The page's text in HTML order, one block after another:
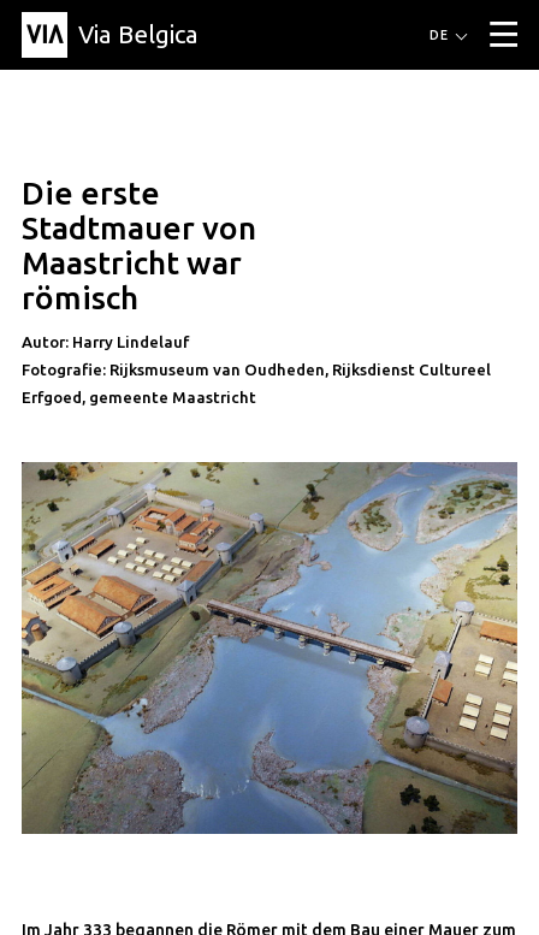
Via Belgica ▼
Über Via Belgica
Forschung
Ausbildung
Freunde
Der Reiseführer
Organisation
DE
artikel
Die erste
Stadtmauer von
Maastricht war
römisch
Autor: Harry Lindelauf
Fotografie: Rijksmuseum van Oudheden, Rijksdienst Cultureel
Erfgoed, gemeente Maastricht
Im Jahr 333 begannen die Römer mit dem Bau einer Mauer zum